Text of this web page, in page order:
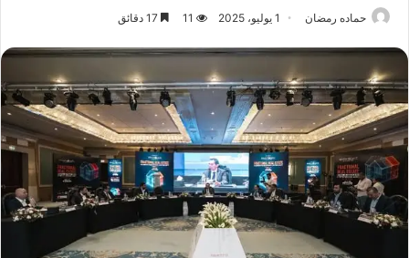
حماده رمضان 1 يوليو، 2025 11